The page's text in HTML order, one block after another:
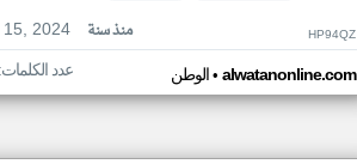
2024
منذ سنة HP94QZ
الوطن• alwatanonline.com عدد الكلمات: ١٣٥